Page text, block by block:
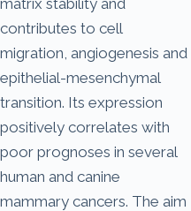
contributes to cell
migration, angiogenesis and
epithelial-mesenchymal
transition. Its expression
positively correlates with
poor prognoses in several
human and canine
mammary cancers. The aim